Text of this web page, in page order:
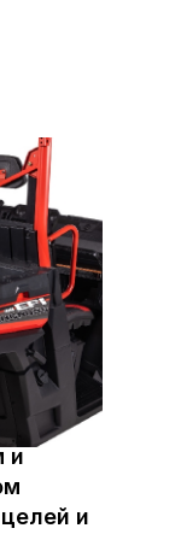
и
и